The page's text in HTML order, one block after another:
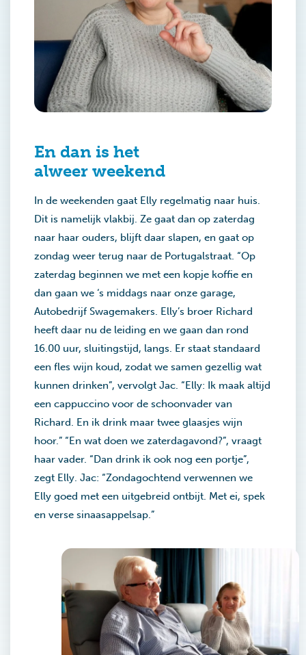
En dan is het
alweer weekend
In de weekenden gaat Elly regelmatig naar huis.
Dit is namelijk vlakbij. Ze gaat dan op zaterdag
naar haar ouders, blijft daar slapen, en gaat op
zondag weer terug naar de Portugalstraat. “Op
zaterdag beginnen we met een kopje koffie en
dan gaan we ‘s middags naar onze garage,
Autobedrijf Swagemakers. Elly’s broer Richard
heeft daar nu de leiding en we gaan dan rond
16.00 uur, sluitingstijd, langs. Er staat standaard
een fles wijn koud, zodat we samen gezellig wat
kunnen drinken”, vervolgt Jac. “Elly: Ik maak altijd
een cappuccino voor de schoonvader van
Richard. En ik drink maar twee glaasjes wijn
hoor.” “En wat doen we zaterdagavond?”, vraagt
haar vader. “Dan drink ik ook nog een portje”,
zegt Elly. Jac: “Zondagochtend verwennen we
Elly goed met een uitgebreid ontbijt. Met ei, spek
en verse sinaasappelsap.”